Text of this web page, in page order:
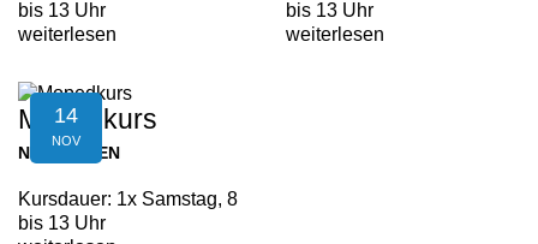
bis 13 Uhr
weiterlesen
bis 13 Uhr
weiterlesen
14
NOV
Mopedkurs
NEUFELDEN
Kursdauer: 1x Samstag, 8
bis 13 Uhr